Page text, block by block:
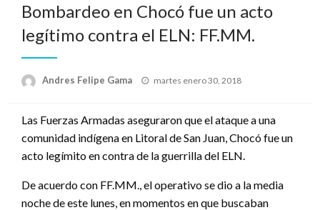
Bombardeo en Chocó fue un acto
legítimo contra el ELN: FF.MM.
Andres Felipe Gama
Publicado
martes enero 30, 2018
Las Fuerzas Armadas aseguraron que el ataque a una
comunidad indígena en Litoral de San Juan, Chocó fue un
acto legímito en contra de la guerrilla del ELN.
De acuerdo con FF.MM., el operativo se dio a la media
noche de este lunes, en momentos en que buscaban